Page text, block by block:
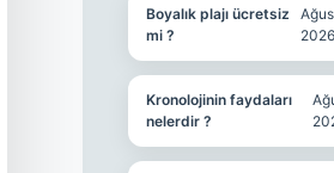
Boyalık plajı ücretsiz
mi ?
2026
Kronolojinin faydaları
nelerdir ?